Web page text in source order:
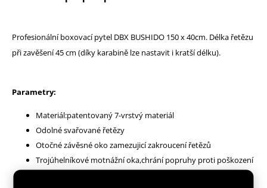
Profesionální boxovací pytel DBX BUSHIDO 150 x 40cm. Délka řetězu
při zavěšení 45 cm (díky karabině lze nastavit i kratší délku).
Parametry:
Materiál:patentovaný 7-vrstvý materiál
Odolné svařované řetězy
Otočné závěsné oko zamezujicí zakroucení řetězů
Trojúhelníkové motnážní oka,chrání popruhy proti poškození